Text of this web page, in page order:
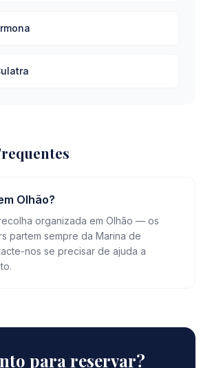
Olhão?
organizada em Olhão — os
partem sempre da Marina de
nos se precisar de ajuda a
para reservar?